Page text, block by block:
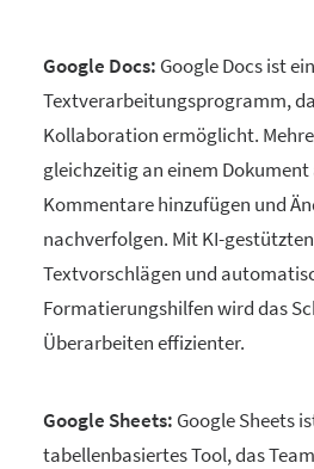
Google Docs: Google Docs ist
Textverarbeitungsprogramm,
Kollaboration ermöglicht.
gleichzeitig an einem
Kommentare hinzufügen und
nachverfolgen. Mit KI-
Textvorschlägen und
Formatierungshilfen wird das
Überarbeiten effizienter.
Google Sheets: Google Sheets
tabellenbasiertes Tool, das